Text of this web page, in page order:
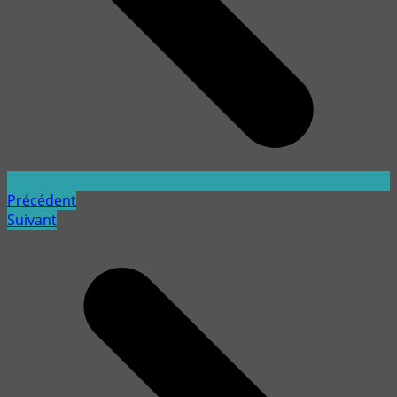
Précédent
Suivant